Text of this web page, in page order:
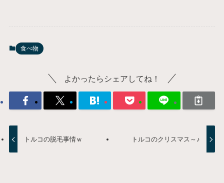
食べ物
よかったらシェアしてね！
トルコの脱毛事情ｗ トルコのクリスマス～♪